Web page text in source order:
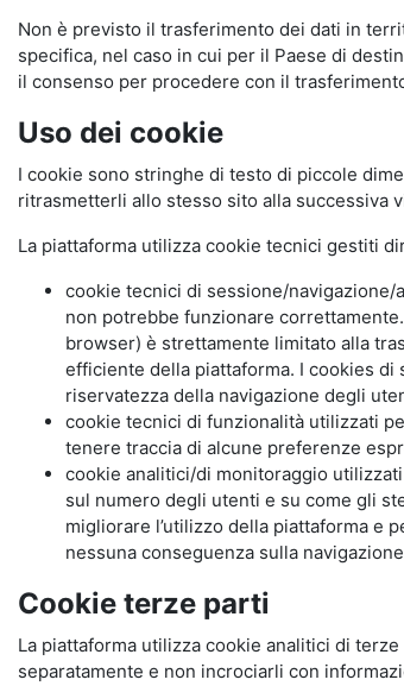
Non è previsto il trasferimento dei dati in
specifica, nel caso in cui per il Paese di
il consenso per procedere con il
Uso dei cookie
I cookie sono stringhe di testo di piccole
ritrasmetterli allo stesso sito alla successiva
La piattaforma utilizza cookie tecnici gestiti
cookie tecnici di sessione/navigazione/
non potrebbe funzionare
browser) è strettamente limitato alla
efficiente della piattaforma. I cookies
riservatezza della navigazione degli
cookie tecnici di funzionalità utilizzati
tenere traccia di alcune preferenze
cookie analitici/di monitoraggio
sul numero degli utenti e su come gli
migliorare l’utilizzo della piattaforma e
nessuna conseguenza sulla
Cookie terze parti
La piattaforma utilizza cookie analitici di
separatamente e non incrociarli con